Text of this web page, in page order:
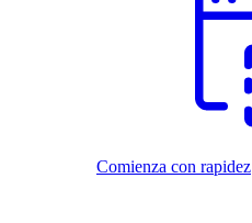
Comienza con rapidez